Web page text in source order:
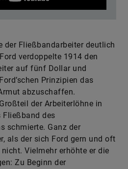
der Fließbandarbeiter deutlich
verdoppelte 1914 den
auf fünf Dollar und
Prinzipien das
abzuschaffen.
der Arbeiterlöhne in
Fließband des
schmierte. Ganz der
als der sich Ford gern und oft
Vielmehr erhöhte er die
Zu Beginn der